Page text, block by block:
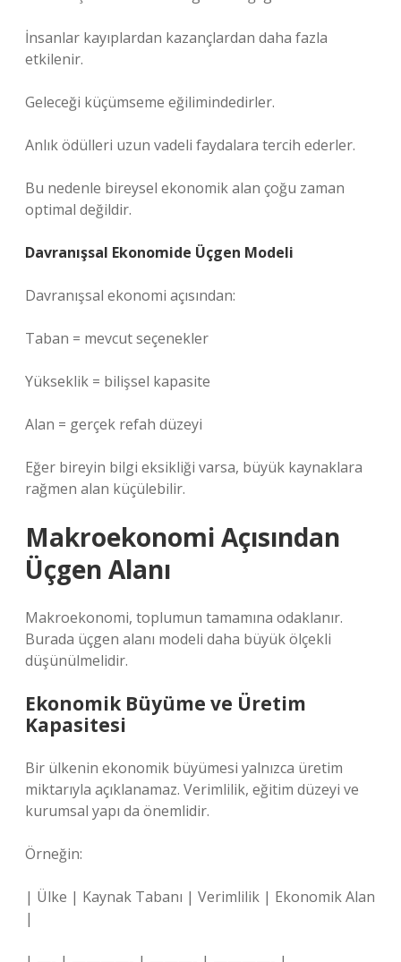
İnsanlar kayıplardan kazançlardan daha fazla
etkilenir.
Geleceği küçümseme eğilimindedirler.
Anlık ödülleri uzun vadeli faydalara tercih ederler.
Bu nedenle bireysel ekonomik alan çoğu zaman
optimal değildir.
Davranışsal Ekonomide Üçgen Modeli
Davranışsal ekonomi açısından:
Taban = mevcut seçenekler
Yükseklik = bilişsel kapasite
Alan = gerçek refah düzeyi
Eğer bireyin bilgi eksikliği varsa, büyük kaynaklara
rağmen alan küçülebilir.
Makroekonomi Açısından
Üçgen Alanı
Makroekonomi, toplumun tamamına odaklanır.
Burada üçgen alanı modeli daha büyük ölçekli
düşünülmelidir.
Ekonomik Büyüme ve Üretim
Kapasitesi
Bir ülkenin ekonomik büyümesi yalnızca üretim
miktarıyla açıklanamaz. Verimlilik, eğitim düzeyi ve
kurumsal yapı da önemlidir.
Örneğin:
| Ülke | Kaynak Tabanı | Verimlilik | Ekonomik Alan
|